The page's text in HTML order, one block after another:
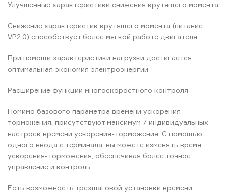
Улучшенные характеристики снижения крутящего момента
Снижение характеристик крутящего момента (питание
VP2.0) способствует более мягкой работе двигателя
При помощи характеристики нагрузки достигается
оптимальная экономия электроэнергии
Расширение функции многоскоростного контроля
Помимо базового параметра времени ускорения-
торможения, присутствуют максимум 7 индивидуальных
настроек времени ускорения-торможения. С помощью
одного ввода с терминала, вы можете изменять время
ускорения-торможения, обеспечивая более точное
управление и контроль
Есть возможность трехшаговой установки времени